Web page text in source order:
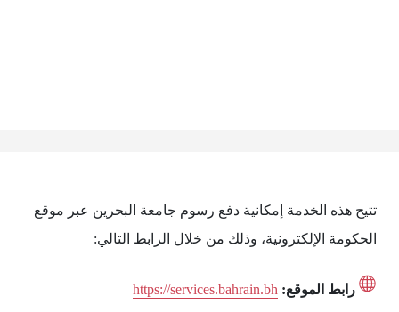
تتيح هذه الخدمة إمكانية دفع رسوم جامعة البحرين عبر موقع
الحكومة الإلكترونية، وذلك من خلال الرابط التالي:
رابط الموقع: https://services.bahrain.bh